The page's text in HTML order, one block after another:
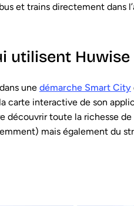
et trains directement dans
utilisent Huwise
une démarche Smart City
carte interactive de son
découvrir toute la richesse
mais également du